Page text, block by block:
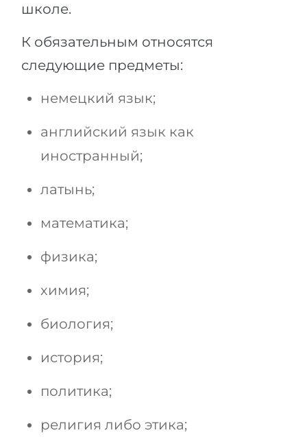
школе.
К обязательным относятся
следующие предметы:
немецкий язык;
английский язык как
иностранный;
латынь;
математика;
физика;
химия;
биология;
история;
политика;
религия либо этика;